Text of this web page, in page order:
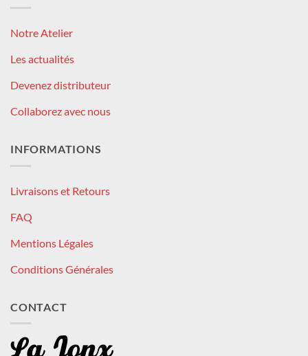
Notre Atelier
Les actualités
Devenez distributeur
Collaborez avec nous
INFORMATIONS
Livraisons et Retours
FAQ
Mentions Légales
Conditions Générales
CONTACT